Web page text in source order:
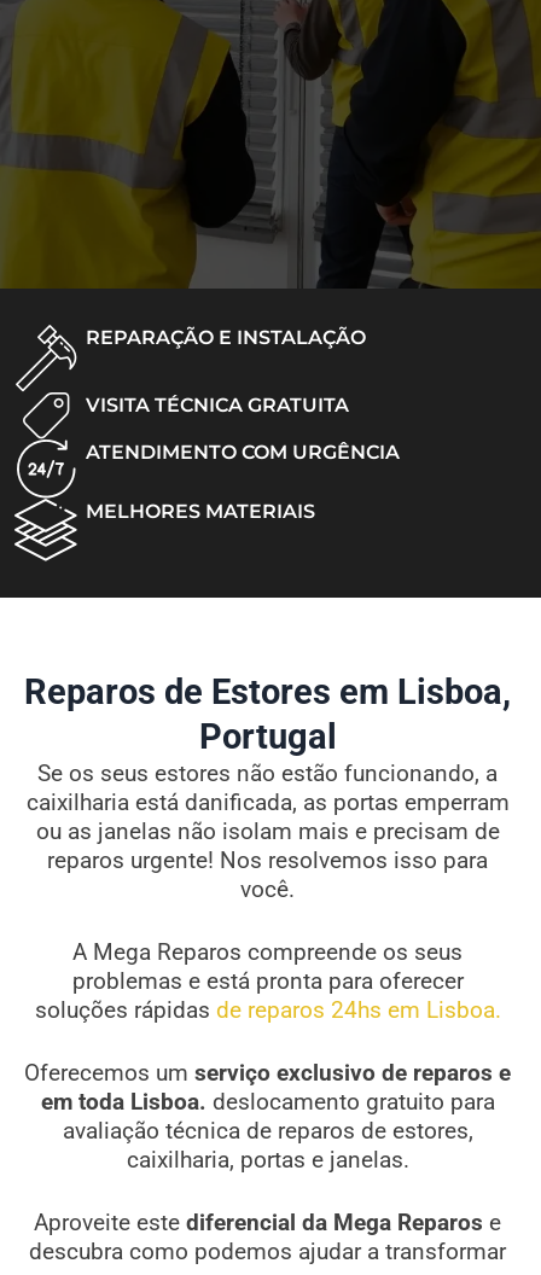
REPARAÇÃO E INSTALAÇÃO
VISITA TÉCNICA GRATUITA
ATENDIMENTO COM URGÊNCIA
MELHORES MATERIAIS
Reparos de Estores em Lisboa,
Portugal
Se os seus estores não estão funcionando, a
caixilharia está danificada, as portas emperram
ou as janelas não isolam mais e precisam de
reparos urgente! Nos resolvemos isso para
você.
A Mega Reparos compreende os seus
problemas e está pronta para oferecer
soluções rápidas de reparos 24hs em Lisboa.
Oferecemos um serviço exclusivo de reparos e
em toda Lisboa. deslocamento gratuito para
avaliação técnica de reparos de estores,
caixilharia, portas e janelas.
Aproveite estediferencial da Mega Reparos e
descubra como podemos ajudar a transformar